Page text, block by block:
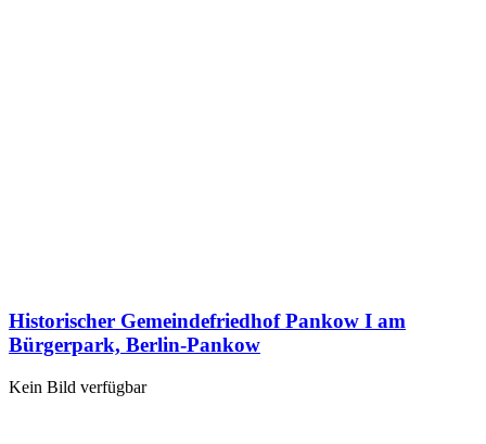
Historischer Gemeindefriedhof Pankow I am
Bürgerpark, Berlin-Pankow
Kein Bild verfügbar